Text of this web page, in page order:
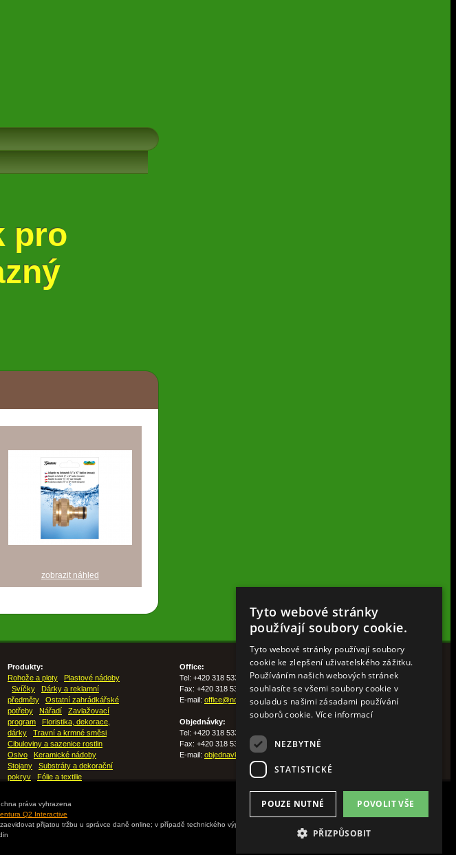
pro
zobrazit náhled
Produkty:
Rohože a ploty
Plastové nádoby
Svíčky
Dárky a reklamní
předměty
Ostatní zahrádkářské
potřeby
Nářadí
Zavlažovací
program
Floristika, dekorace,
dárky
Travní a krmné směsi
Cibuloviny a sazenice rostlin
Osivo
Keramické nádoby
Stojany
Substráty a dekorační
pokryv
Fólie a textilie
Office:
Tel: +420 318 533 511
Fax: +420 318 533 513
E-mail: office@nohelgarden.cz
Objednávky:
Tel: +420 318 533 533
Fax: +420 318 533 538
E-mail: objednavky@nohelgarden.cz
práva vyhrazena
Q2 Interactive
přijatou tržbu u správce daně online; v případě technického výpadku pak nejpozději do
Tyto webové stránky
používají soubory cookie.
Tyto webové stránky používají soubory
cookie ke zlepšení uživatelského zážitku.
Používáním našich webových stránek
souhlasíte se všemi soubory cookie v
souladu s našimi zásadami používání
souborů cookie. Více informací
NEZBYTNÉ
STATISTICKÉ
POVOLIT VŠE
POUZE NUTNÉ
PŘIZPŮSOBIT